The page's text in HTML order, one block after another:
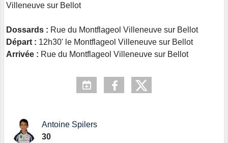
Villeneuve sur Bellot
Dossards : Rue du Montflageol Villeneuve sur Bellot
Départ : 12h30' le Montflageol Villeneuve sur Bellot
Arrivée : Rue du Montflageol Villeneuve sur Bellot
Antoine Spilers
30